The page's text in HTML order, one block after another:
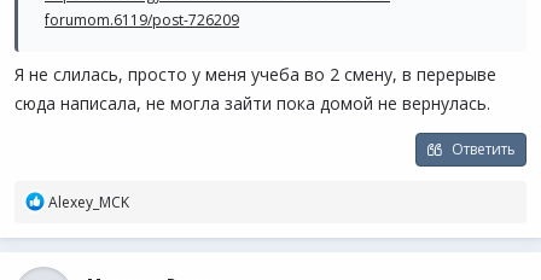
forumom.6119/post-726209
Я не слилась, просто у меня учеба во 2 смену, в перерыве
сюда написала, не могла зайти пока домой не вернулась.
Ответить
Р
а
Alexey_MCK